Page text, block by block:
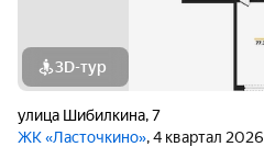
3D-тур
улица Шибилкина,7
ЖК «Ласточкино», 4 квартал 2026